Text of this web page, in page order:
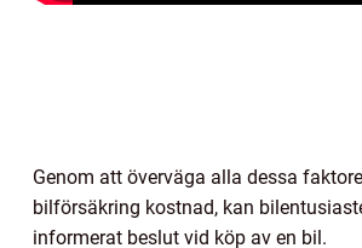
Genom att överväga alla dessa
bilförsäkring kostnad, kan
informerat beslut vid köp av en bil.